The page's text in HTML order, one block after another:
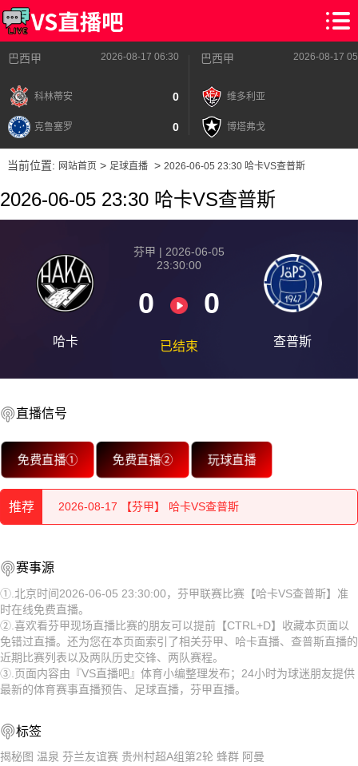
巴西甲 2026-08-17 06:30
科林蒂安 0
克鲁塞罗 0
巴西甲 2026-08-17
维多利亚
博塔弗戈
当前位置: 网站首页> 足球直播> 2026-06-05 23:30 哈卡VS查普斯
2026-06-05 23:30 哈卡VS查普斯
哈卡
芬甲 | 2026-06-05
23:30:00
0 0
已结束 查普斯
直播信号
免费直播① 免费直播② 玩球直播
推荐
2026-08-17 【芬甲】 哈卡VS查普斯
2026-08-17 【芬甲】 哈卡VS查普斯
2026-08-17 【芬甲】 哈卡VS查普斯
2026-08-17 【芬甲】 哈卡VS查普斯
2026-08-17 【芬甲】 哈卡VS查普斯
2026-08-17 【芬甲】 哈卡VS查普斯
2026-08-17 【芬甲】 哈卡VS查普斯
2026-08-17 【芬甲】 哈卡VS查普斯
赛事源
①.北京时间2026-06-05 23:30:00，芬甲联赛比赛【哈卡VS查普斯】准
时在线免费直播。
②.喜欢看芬甲现场直播比赛的朋友可以提前【CTRL+D】收藏本页面以
免错过直播。还为您在本页面索引了相关芬甲、哈卡直播、查普斯直播的
近期比赛列表以及两队历史交锋、两队赛程。
③.页面内容由『VS直播吧』体育小编整理发布；24小时为球迷朋友提供
最新的体育赛事直播预告、足球直播，芬甲直播。
标签
揭秘图 温泉 芬兰友谊赛 贵州村超A组第2轮 蜂群 阿曼